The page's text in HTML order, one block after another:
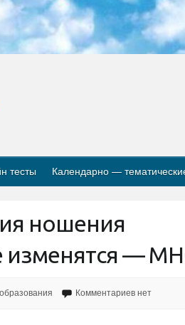
тесты Календарно —
ношения
изменятся —
Комментариев нет